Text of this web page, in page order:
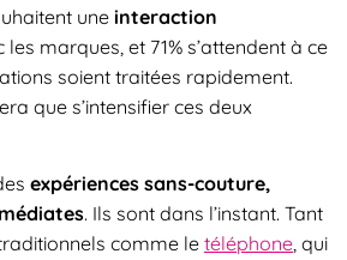
une interaction
les marques, et 71% s’attendent à ce
soient traitées rapidement.
que s’intensifier ces deux
expériences sans-couture,
. Ils sont dans l’instant. Tant
comme le téléphone, qui